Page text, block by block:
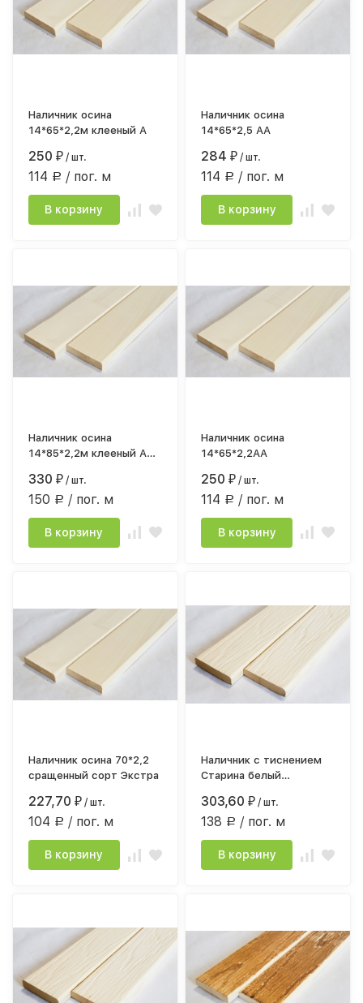
Наличник осина
14*65*2,2м клееный А
250₽ / шт.
114 Р / пог. м
В корзину
Наличник осина
14*65*2,5 АА
284₽ / шт.
114 Р / пог. м
В корзину
Наличник осина
14*85*2,2м клееный А
330₽ / шт.
150 Р / пог. м
В корзину
Наличник осина
14*65*2,2АА
250₽ / шт.
114 Р / пог. м
В корзину
Наличник осина 70*2,2
сращенный сорт Экстра
227,70₽ / шт.
104 Р / пог. м
В корзину
Наличник с тиснением
Старина белый
303,60₽ / шт.
138 Р / пог. м
В корзину